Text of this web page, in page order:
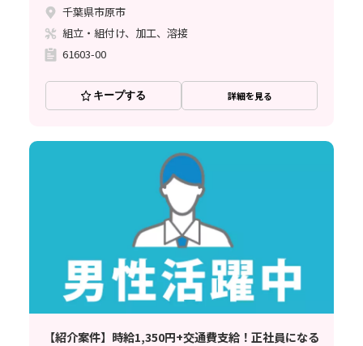
千葉県市原市
組立・組付け、加工、溶接
61603-00
キープする 詳細を見る
【紹介案件】時給1,350円+交通費支給！正社員になる